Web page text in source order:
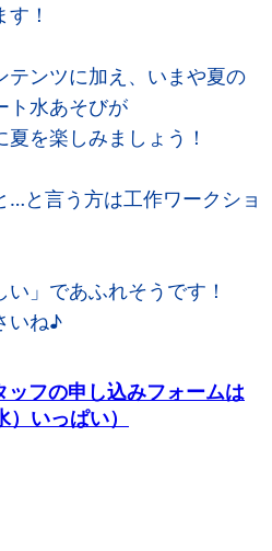
！
テンツに加え、いまや夏の
ト水あそびが
を楽しみましょう！
…と言う方は工作ワークショ
い」であふれそうです！
いね♪
フの申し込みフォームは
いっぱい）‍‍